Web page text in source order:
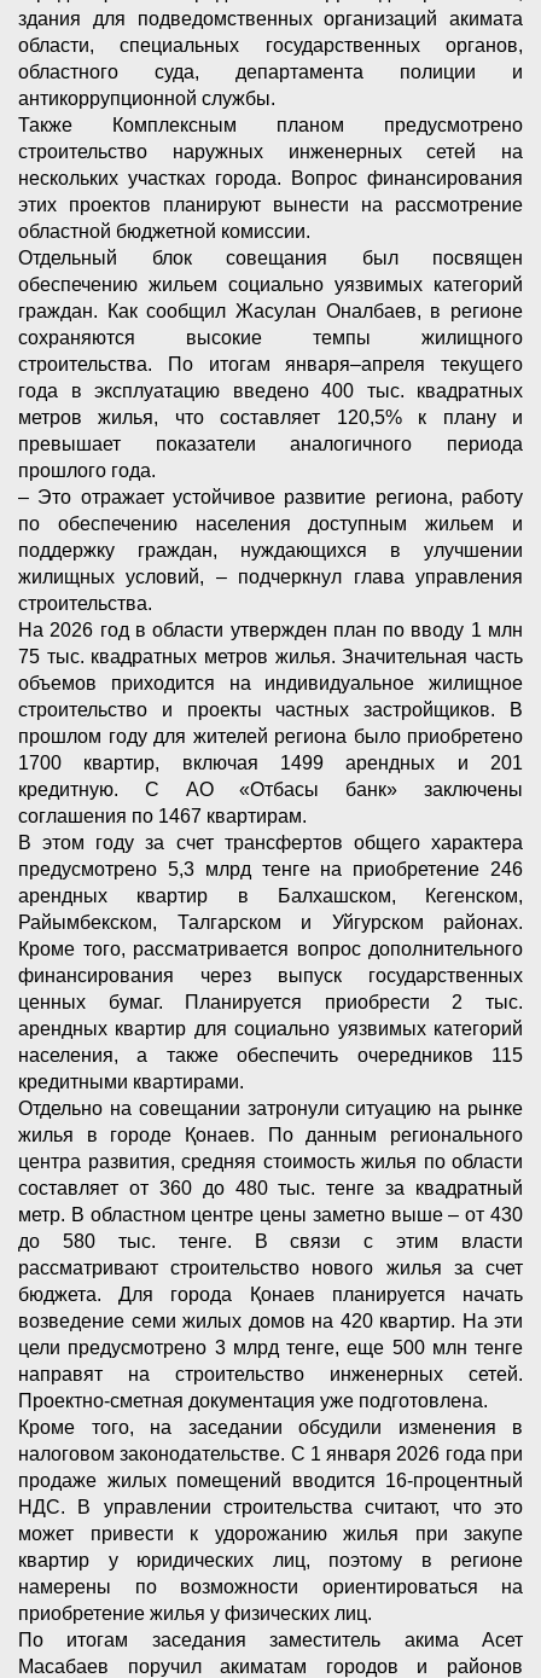
здания для подведомственных организаций акимата
области, специальных государственных органов,
областного суда, департамента полиции и
антикоррупционной службы.
Также Комплексным планом предусмотрено
строительство наружных инженерных сетей на
нескольких участках города. Вопрос финансирования
этих проектов планируют вынести на рассмотрение
областной бюджетной комиссии.
Отдельный блок совещания был посвящен
обеспечению жильем социально уязвимых категорий
граждан. Как сообщил Жасулан Оналбаев, в регионе
сохраняются высокие темпы жилищного
строительства. По итогам января–апреля текущего
года в эксплуатацию введено 400 тыс. квадратных
метров жилья, что составляет 120,5% к плану и
превышает показатели аналогичного периода
прошлого года.
– Это отражает устойчивое развитие региона, работу
по обеспечению населения доступным жильем и
поддержку граждан, нуждающихся в улучшении
жилищных условий, – подчеркнул глава управления
строительства.
На 2026 год в области утвержден план по вводу 1 млн
75 тыс. квадратных метров жилья. Значительная часть
объемов приходится на индивидуальное жилищное
строительство и проекты частных застройщиков. В
прошлом году для жителей региона было приобретено
1700 квартир, включая 1499 арендных и 201
кредитную. С АО «Отбасы банк» заключены
соглашения по 1467 квартирам.
В этом году за счет трансфертов общего характера
предусмотрено 5,3 млрд тенге на приобретение 246
арендных квартир в Балхашском, Кегенском,
Райымбекском, Талгарском и Уйгурском районах.
Кроме того, рассматривается вопрос дополнительного
финансирования через выпуск государственных
ценных бумаг. Планируется приобрести 2 тыс.
арендных квартир для социально уязвимых категорий
населения, а также обеспечить очередников 115
кредитными квартирами.
Отдельно на совещании затронули ситуацию на рынке
жилья в городе Қонаев. По данным регионального
центра развития, средняя стоимость жилья по области
составляет от 360 до 480 тыс. тенге за квадратный
метр. В областном центре цены заметно выше – от 430
до 580 тыс. тенге. В связи с этим власти
рассматривают строительство нового жилья за счет
бюджета. Для города Қонаев планируется начать
возведение семи жилых домов на 420 квартир. На эти
цели предусмотрено 3 млрд тенге, еще 500 млн тенге
направят на строительство инженерных сетей.
Проектно-сметная документация уже подготовлена.
Кроме того, на заседании обсудили изменения в
налоговом законодательстве. С 1 января 2026 года при
продаже жилых помещений вводится 16-процентный
НДС. В управлении строительства считают, что это
может привести к удорожанию жилья при закупе
квартир у юридических лиц, поэтому в регионе
намерены по возможности ориентироваться на
приобретение жилья у физических лиц.
По итогам заседания заместитель акима Асет
Масабаев поручил акиматам городов и районов